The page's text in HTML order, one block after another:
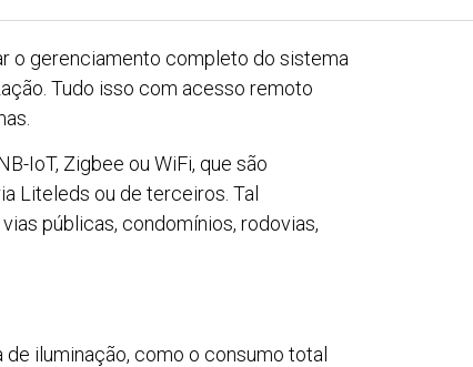
o gerenciamento completo do sistema
Tudo isso com acesso remoto
IoT, Zigbee ou WiFi, que são
Liteleds ou de terceiros. Tal
públicas, condomínios, rodovias,
iluminação, como o consumo total